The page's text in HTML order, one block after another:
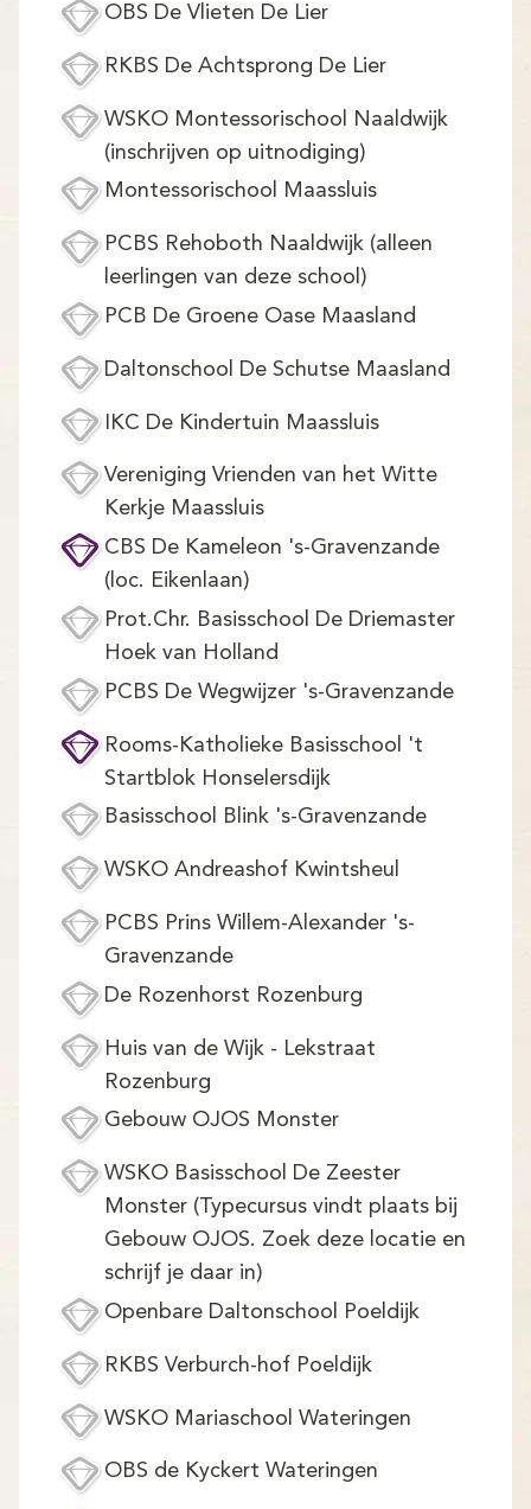
OBS De Vlieten De Lier
RKBS De Achtsprong De Lier
WSKO Montessorischool Naaldwijk
(inschrijven op uitnodiging)
Montessorischool Maassluis
PCBS Rehoboth Naaldwijk (alleen
leerlingen van deze school)
PCB De Groene Oase Maasland
Daltonschool De Schutse Maasland
IKC De Kindertuin Maassluis
Vereniging Vrienden van het Witte
Kerkje Maassluis
CBS De Kameleon 's-Gravenzande
(loc. Eikenlaan)
Prot.Chr. Basisschool De Driemaster
Hoek van Holland
PCBS De Wegwijzer 's-Gravenzande
Rooms-Katholieke Basisschool 't
Startblok Honselersdijk
Basisschool Blink 's-Gravenzande
WSKO Andreashof Kwintsheul
PCBS Prins Willem-Alexander 's-
Gravenzande
De Rozenhorst Rozenburg
Huis van de Wijk - Lekstraat
Rozenburg
Gebouw OJOS Monster
WSKO Basisschool De Zeester
Monster (Typecursus vindt plaats bij
Gebouw OJOS. Zoek deze locatie en
schrijf je daar in)
Openbare Daltonschool Poeldijk
RKBS Verburch-hof Poeldijk
WSKO Mariaschool Wateringen
OBS de Kyckert Wateringen